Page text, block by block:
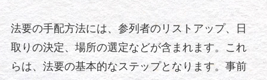
法要の手配方法には、参列者のリストアップ、日
取りの決定、場所の選定などが含まれます。これ
らは、法要の基本的なステップとなります。事前